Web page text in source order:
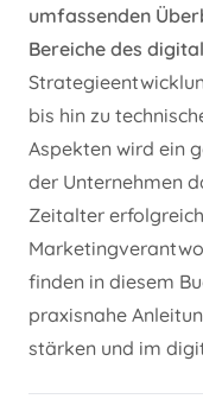
umfassenden
Bereiche des
bis hin zu
Aspekten wird ein
der Unternehmen
Zeitalter erfolgreich
finden in diesem
praxisnahe
stärken und im